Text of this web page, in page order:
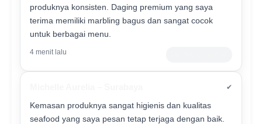
produknya konsisten. Daging premium yang saya
terima memiliki marbling bagus dan sangat cocok
untuk berbagai menu.
4 menit lalu
✔
Kemasan produknya sangat higienis dan kualitas
seafood yang saya pesan tetap terjaga dengan baik.